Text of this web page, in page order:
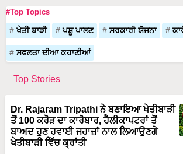
#Top Topics
ਖੇਤੀ ਬਾੜੀ ਪਸ਼ੂ ਪਾਲਣ ਸਰਕਾਰੀ ਯੋਜਨਾ
ਸਫਲਤਾ ਦੀਆ ਕਹਾਣੀਆਂ
Top Stories
Dr. Rajaram Tripathi ਨੇ ਬਣਾਇਆ ਖੇਤੀਬਾੜੀ
ਤੋਂ 100 ਕਰੋੜ ਦਾ ਕਾਰੋਬਾਰ, ਹੈਲੀਕਾਪਟਰਾਂ ਤੋਂ
ਬਾਅਦ ਹੁਣ ਹਵਾਈ ਜਹਾਜ਼ਾਂ ਨਾਲ ਲਿਆਉਣਗੇ
ਖੇਤੀਬਾੜੀ ਵਿੱਚ ਕ੍ਰਾਂਤੀ